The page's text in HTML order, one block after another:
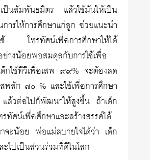
ป็นสัมพันธมิตร แล้วใช้มันให้เป็น
การให้การศึกษาแก่ลูก ช่วยแนะนำ
ช้ โทรทัศน์เพื่อการศึกษาให้ได้
ย่างน้อยพอสมดุลกับการใช้เพื่อ
ด็กใช้ทีวีเพื่อเสพ ๙๙% จะต้องลด
สพสัก ๗๐ % และใช้เพื่อการศึกษา
วต่อไปก็พัฒนาให้สูงขึ้น ถ้าเด็ก
รทัศน์เพื่อศึกษาและสร้างสรรค์ได้
ะน้อย พ่อแม่สบายใจได้ว่า เด็ก
ไปเป็นส่วนร่วมที่ดีในโลก